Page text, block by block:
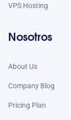
VPS Hosting
Nosotros
About Us
Company Blog
Pricing Plan